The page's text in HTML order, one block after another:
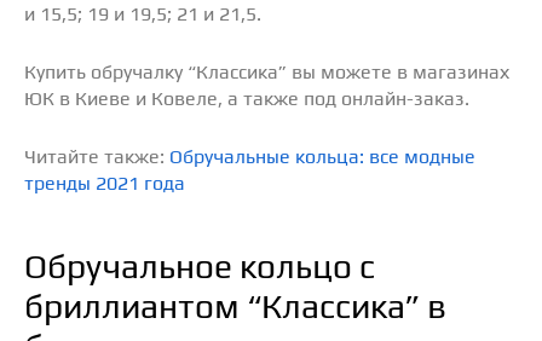
и 15,5; 19 и 19,5; 21 и 21,5.
Купить обручалку “Классика” вы можете в магазинах
ЮК в Киеве и Ковеле, а также под онлайн-заказ.
Читайте также: Обручальные кольца: все модные
тренды 2021 года
Обручальное кольцо с
бриллиантом “Классика” в